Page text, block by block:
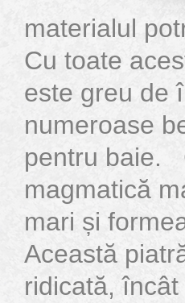
materialul
Cu toate
este greu de
numeroase
pentru baie.
magmatică
mari și
Această
ridicată,